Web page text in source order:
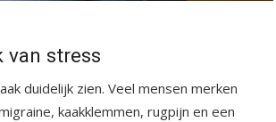
stress
duidelijk zien. Veel mensen merken
kaakklemmen, rugpijn en een